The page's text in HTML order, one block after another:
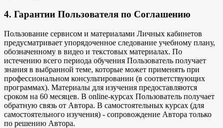
4. Гарантии Пользователя по Соглашению
Пользование сервисом и материалами Личных кабинетов
предусматривает упорядоченное следование учебному плану,
обозначенному в видео и текстовых материалах. По
истечению всего периода обучения Пользователь получает
знания в выбранной теме, которые может применять при
профессиональном консультировании (в соответствующих
программах). Материалы для изучения предоставляются
сроком на 60 месяцев. В online-курсах Пользователь получает
обратную связь от Автора. В самостоятельных курсах (для
самостоятельного изучения) - сопровождение Автора только
по решению Автора.